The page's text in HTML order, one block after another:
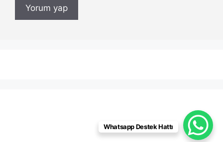
Whatsapp Destek Hattı